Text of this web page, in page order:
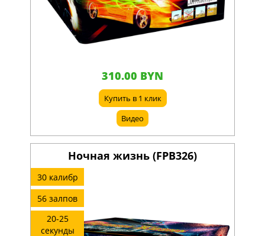
310.00 BYN
Купить в 1 клик
Видео
Ночная жизнь (FPB326)
30 калибр
56 залпов
20-25
секунды